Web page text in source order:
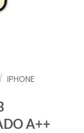
/ IPHONE
A++